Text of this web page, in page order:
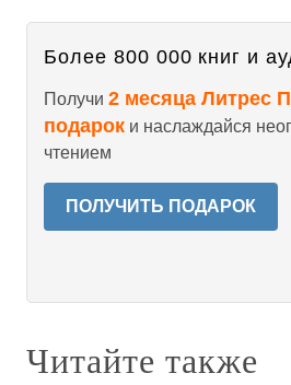
Более 800 000 книг и
Получи 2 месяца Литрес
подарок и наслаждайся
чтением
ПОЛУЧИТЬ ПОДАРОК
Читайте также